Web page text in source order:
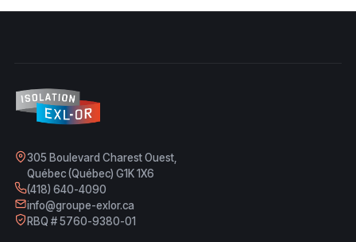
305 Boulevard Charest Ouest,
Québec (Québec) G1K 1X6
(418) 640-4090
info@groupe-exlor.ca
RBQ # 5760-9380-01